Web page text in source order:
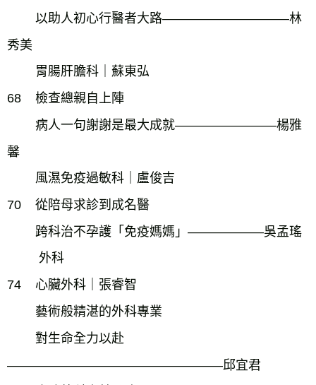
以助人初心行醫者大路――――――――――林
秀美
胃腸肝膽科｜蘇東弘
68
檢查總親自上陣
病人一句謝謝是最大成就――――――――楊雅
馨
風濕免疫過敏科｜盧俊吉
70
從陪母求診到成名醫
跨科治不孕護「免疫媽媽」――――――吳孟瑤
外科
74
心臟外科｜張睿智
藝術般精湛的外科專業
對生命全力以赴
―――――――――――――――――邱宜君